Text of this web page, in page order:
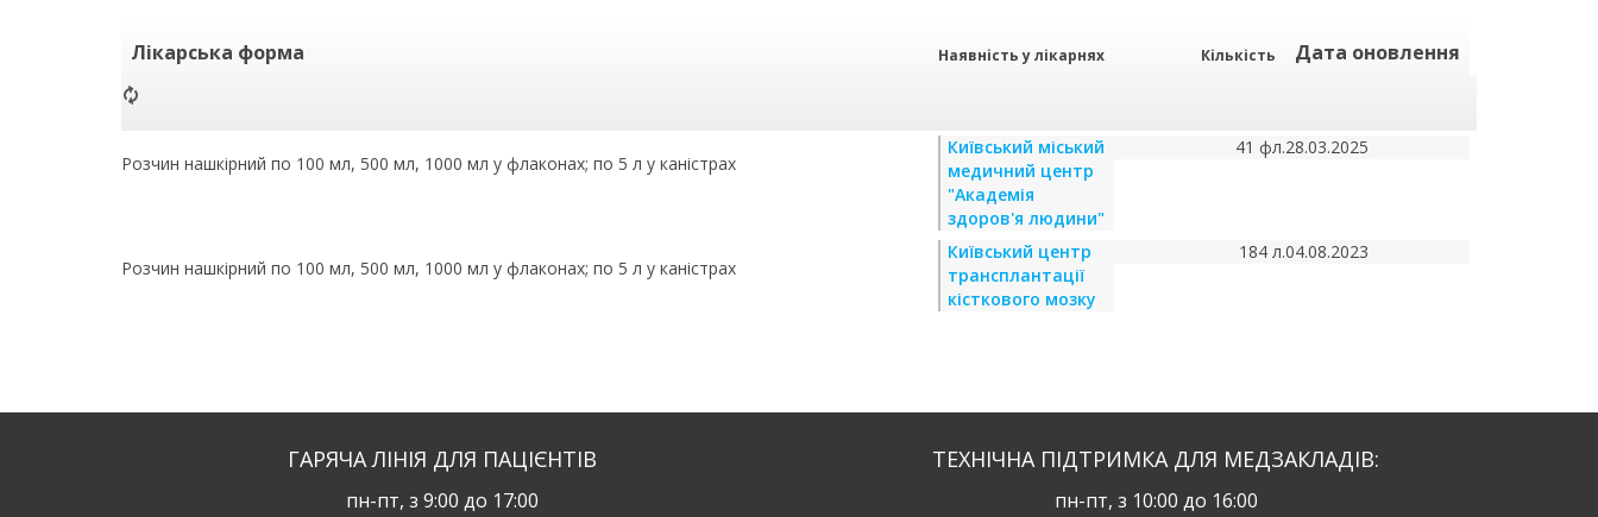
Лікарська форма Наявність у лікарнях Кількість Дата оновлення
Розчин нашкірний по 100 мл, 500 мл, 1000 мл у флаконах; по 5 л у каністрах
Київський міський
медичний центр
"Академія
здоров'я людини"
41 фл.28.03.2025
Розчин нашкірний по 100 мл, 500 мл, 1000 мл у флаконах; по 5 л у каністрах
Київський центр
трансплантації
кісткового мозку
184 л.04.08.2023
ГАРЯЧА ЛІНІЯ ДЛЯ ПАЦІЄНТІВ
пн-пт, з 9:00 до 17:00
ТЕХНІЧНА ПІДТРИМКА ДЛЯ МЕДЗАКЛАДІВ:
пн-пт, з 10:00 до 16:00